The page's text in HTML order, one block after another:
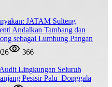
JATAM Sulteng
Andalkan Tambang dan
sebagai Lumbung Pangan
366
Lingkungan Seluruh
Pesisir Palu–Donggala